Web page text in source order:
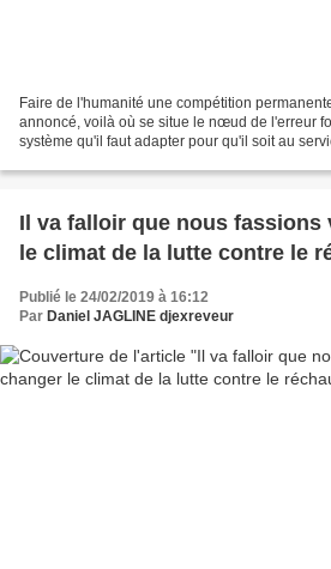
Faire de l'humanité une compétition
annoncé, voilà où se situe le nœud de l'erreur
système qu'il faut adapter pour qu'il soit au
Il va falloir que nous fassions
le climat de la lutte contre le
Publié le 24/02/2019 à 16:12
Par Daniel JAGLINE djexreveur